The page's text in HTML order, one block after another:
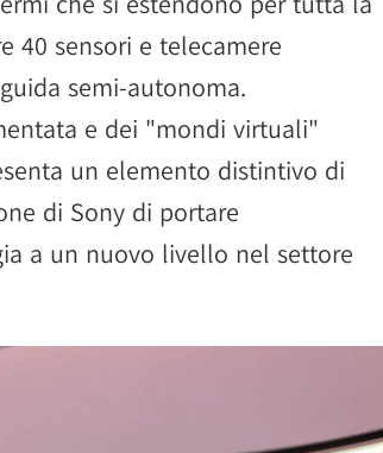
40 sensori e telecamere
semi-autonoma.
e dei "mondi virtuali"
un elemento distintivo di
di Sony di portare
a un nuovo livello nel settore